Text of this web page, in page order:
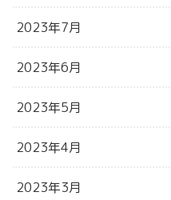
2023年7月
2023年6月
2023年5月
2023年4月
2023年3月